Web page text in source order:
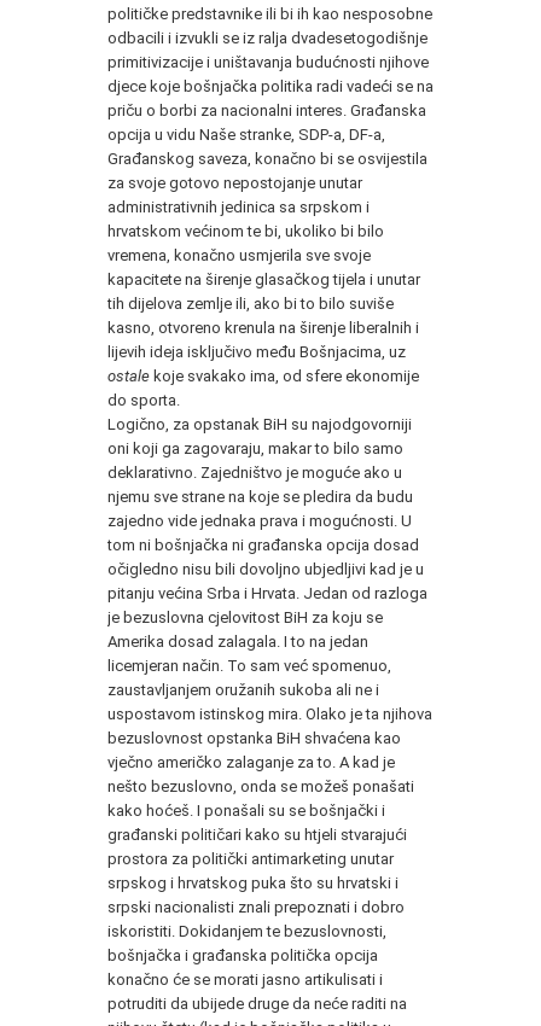
političke predstavnike ili bi ih kao nesposobne
odbacili i izvukli se iz ralja dvadesetogodišnje
primitivizacije i uništavanja budućnosti njihove
djece koje bošnjačka politika radi vadeći se na
priču o borbi za nacionalni interes. Građanska
opcija u vidu Naše stranke, SDP-a, DF-a,
Građanskog saveza, konačno bi se osvijestila
za svoje gotovo nepostojanje unutar
administrativnih jedinica sa srpskom i
hrvatskom većinom te bi, ukoliko bi bilo
vremena, konačno usmjerila sve svoje
kapacitete na širenje glasačkog tijela i unutar
tih dijelova zemlje ili, ako bi to bilo suviše
kasno, otvoreno krenula na širenje liberalnih i
lijevih ideja isključivo među Bošnjacima, uz
ostale koje svakako ima, od sfere ekonomije
do sporta.
Logično, za opstanak BiH su najodgovorniji
oni koji ga zagovaraju, makar to bilo samo
deklarativno. Zajedništvo je moguće ako u
njemu sve strane na koje se pledira da budu
zajedno vide jednaka prava i mogućnosti. U
tom ni bošnjačka ni građanska opcija dosad
očigledno nisu bili dovoljno ubjedljivi kad je u
pitanju većina Srba i Hrvata. Jedan od razloga
je bezuslovna cjelovitost BiH za koju se
Amerika dosad zalagala. I to na jedan
licemjeran način. To sam već spomenuo,
zaustavljanjem oružanih sukoba ali ne i
uspostavom istinskog mira. Olako je ta njihova
bezuslovnost opstanka BiH shvaćena kao
vječno američko zalaganje za to. A kad je
nešto bezuslovno, onda se možeš ponašati
kako hoćeš. I ponašali su se bošnjački i
građanski političari kako su htjeli stvarajući
prostora za politički antimarketing unutar
srpskog i hrvatskog puka što su hrvatski i
srpski nacionalisti znali prepoznati i dobro
iskoristiti. Dokidanjem te bezuslovnosti,
bošnjačka i građanska politička opcija
konačno će se morati jasno artikulisati i
potruditi da ubijede druge da neće raditi na